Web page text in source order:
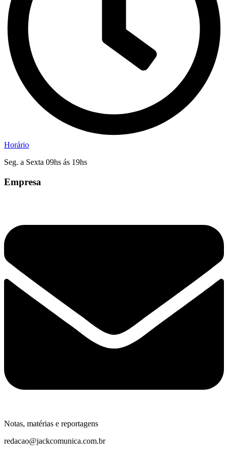
Horário
Seg. a Sexta 09hs ás 19hs
Empresa
Notas, matérias e reportagens
redacao@jackcomunica.com.br